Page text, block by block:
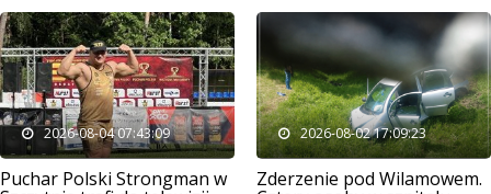
2026-08-04 07:43:09
Puchar Polski Strongman w
2026-08-02 17:09:23
Zderzenie pod Wilamowem.